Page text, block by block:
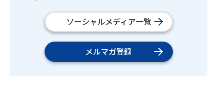
ソーシャルメディア一覧
メルマガ登録